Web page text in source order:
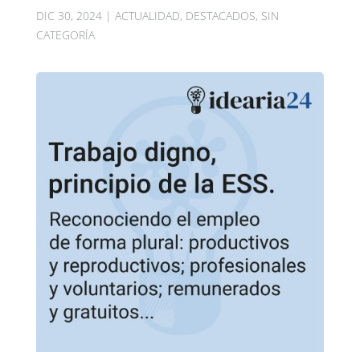
DIC 30, 2024| ACTUALIDAD, DESTACADOS, SIN
CATEGORÍA